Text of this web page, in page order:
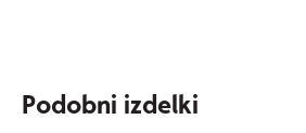
Podobni izdelki